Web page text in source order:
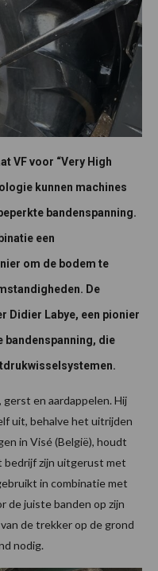
VF voor “Very High
kunnen machines
bandenspanning.
een
om de bodem te
De
Didier Labye, een pionier
bandenspanning, die
en aardappelen. Hij
uit, behalve het uitrijden
in Visé (België), houdt
bedrijf zijn uitgerust met
in combinatie met
de juiste banden op zijn
de trekker op de grond
nodig.